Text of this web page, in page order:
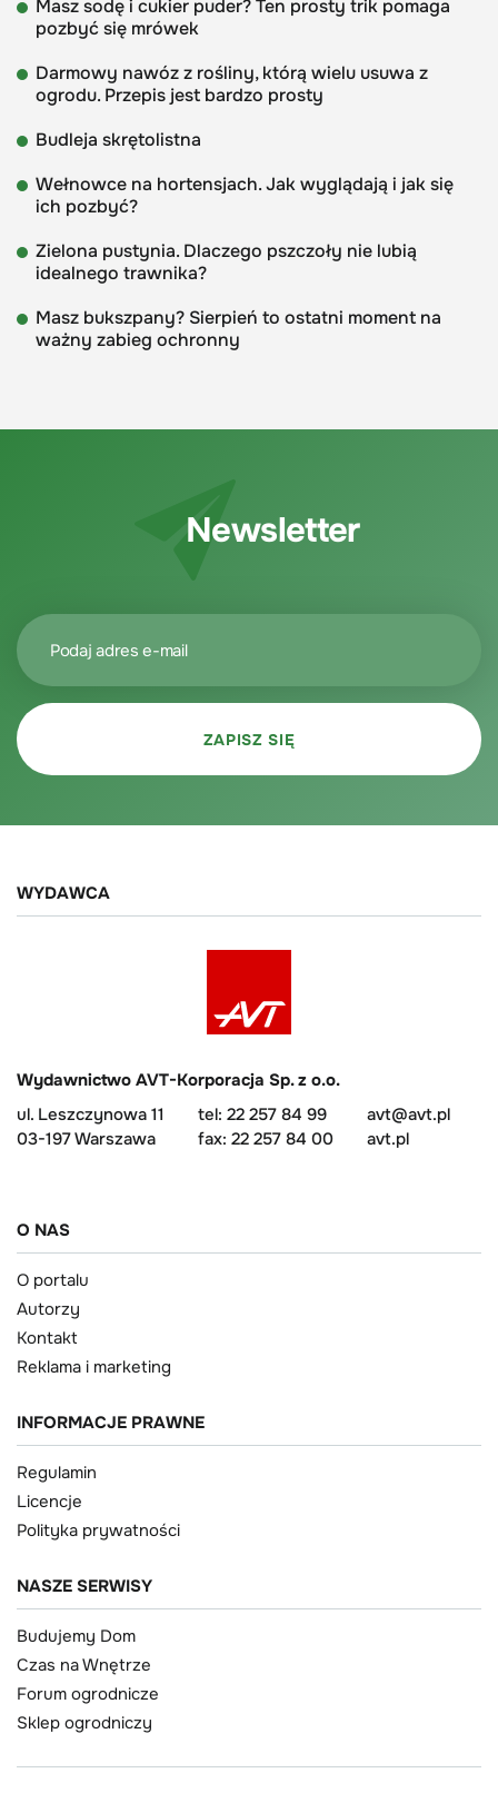
Masz sodę i cukier puder? Ten prosty trik pomaga
pozbyć się mrówek
Darmowy nawóz z rośliny, którą wielu usuwa z
ogrodu. Przepis jest bardzo prosty
Budleja skrętolistna
Wełnowce na hortensjach. Jak wyglądają i jak się
ich pozbyć?
Zielona pustynia. Dlaczego pszczoły nie lubią
idealnego trawnika?
Masz bukszpany? Sierpień to ostatni moment na
ważny zabieg ochronny
Newsletter
WYDAWCA
Wydawnictwo AVT-Korporacja Sp. z o.o.
ul. Leszczynowa 11
03-197 Warszawa
tel: 22 257 84 99
fax: 22 257 84 00
avt@avt.pl
avt.pl
O NAS
O portalu
Autorzy
Kontakt
Reklama i marketing
INFORMACJE PRAWNE
Regulamin
Licencje
Polityka prywatności
NASZE SERWISY
Budujemy Dom
Czas na Wnętrze
Forum ogrodnicze
Sklep ogrodniczy